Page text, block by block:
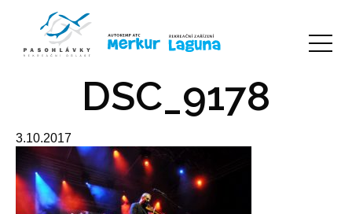
DSC_9178
3.10.2017